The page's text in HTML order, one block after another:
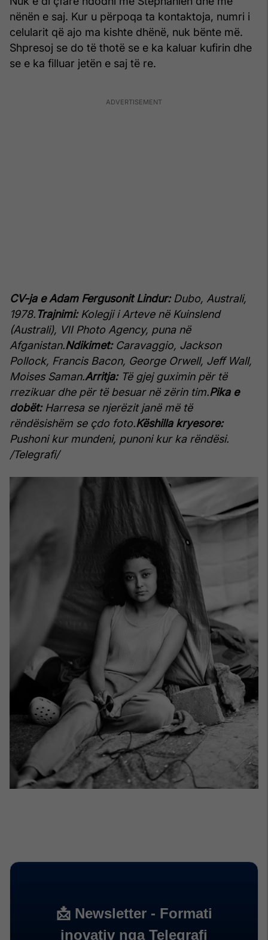
nënën e saj. Kur u përpoqa ta kontaktoja, numri i
celularit që ajo ma kishte dhënë, nuk bënte më.
Shpresoj se do të thotë se e ka kaluar kufirin dhe
se e ka filluar jetën e saj të re.
CV-ja e Adam Fergusonit Lindur:Dubo, Australi,
1978. Trajnimi:Kolegji i Arteve në Kuinslend
(Australi), VII Photo Agency, puna në
Afganistan.Ndikimet:Caravaggio, Jackson
Pollock, Francis Bacon, George Orwell, Jeff Wall,
Moises Saman.Arritja:Të gjej guximin për të
rrezikuar dhe për të besuar në zërin tim.Pika e
dobët:Harresa se njerëzit janë më të
rëndësishëm se çdo foto.Këshilla kryesore:
Pushoni kur mundeni, punoni kur ka rëndësi.
/Telegrafi/